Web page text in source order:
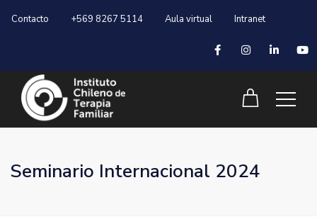
Contacto +569 8267 5114 Aula virtual Intranet
Seminario Internacional 2024